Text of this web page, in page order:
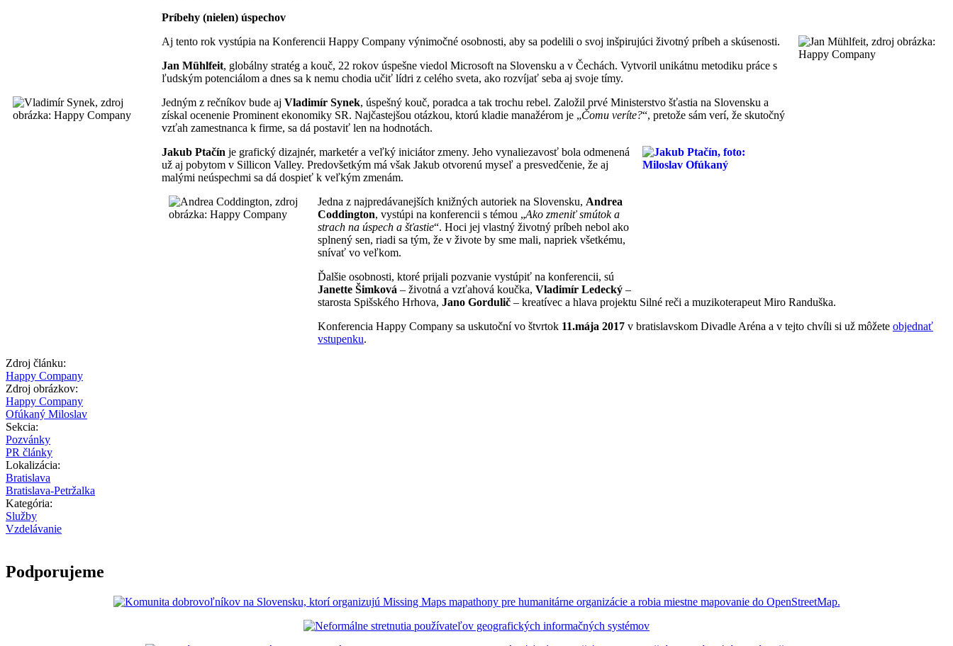
Príbehy (nielen) úspechov
Aj tento rok vystúpia na Konferencii Happy Company výnimočné osobnosti, aby sa podelili o svoj inšpirujúci životný príbeh a skúsenosti.
Jan Mühlfeit, globálny stratég a kouč, 22 rokov úspešne viedol Microsoft na Slovensku a v Čechách. Vytvoril unikátnu metodiku práce s
ľudským potenciálom a dnes sa k nemu chodia učiť lídri z celého sveta, ako rozvíjať seba aj svoje tímy.
Jedným z rečníkov bude aj Vladimír Synek, úspešný kouč, poradca a tak trochu rebel. Založil prvé Ministerstvo šťastia na Slovensku a
získal ocenenie Prominent ekonomiky SR. Najčastejšou otázkou, ktorú kladie manažérom je „Čomu veríte?“, pretože sám verí, že skutočný
vzťah zamestnanca k firme, sa dá postaviť len na hodnotách.
Jakub Ptačín je grafický dizajnér, marketér a veľký iniciátor zmeny. Jeho vynaliezavosť bola odmenená
už aj pobytom v Sillicon Valley. Predovšetkým má však Jakub otvorenú myseľ a presvedčenie, že aj
malými neúspechmi sa dá dospieť k veľkým zmenám.
Jedna z najpredávanejších knižných autoriek na Slovensku, Andrea
Coddington, vystúpi na konferencii s témou „Ako zmeniť smútok a
strach na úspech a šťastie“. Hoci jej vlastný životný príbeh nebol ako
splnený sen, riadi sa tým, že v živote by sme mali, napriek všetkému,
snívať vo veľkom.
Ďalšie osobnosti, ktoré prijali pozvanie vystúpiť na konferencii, sú
Janette Šimková – životná a vzťahová koučka, Vladimír Ledecký –
starosta Spišského Hrhova, Jano Gordulič – kreatívec a hlava projektu Silné reči a muzikoterapeut Miro Randuška.
Konferencia Happy Company sa uskutoční vo štvrtok 11.mája 2017 v bratislavskom Divadle Aréna a v tejto chvíli si už môžete objednať
vstupenku.
Zdroj článku:
Happy Company
Zdroj obrázkov:
Happy Company
Ofúkaný Miloslav
Sekcia:
Pozvánky
PR články
Lokalizácia:
Bratislava
Bratislava-Petržalka
Kategória:
Služby
Vzdelávanie
Podporujeme